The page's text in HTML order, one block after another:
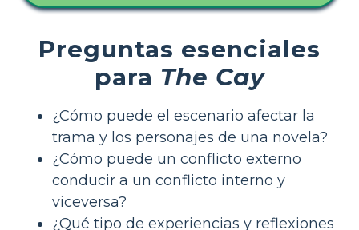
Preguntas esenciales
para The Cay
¿Cómo puede el escenario afectar la
trama y los personajes de una novela?
¿Cómo puede un conflicto externo
conducir a un conflicto interno y
viceversa?
¿Qué tipo de experiencias y reflexiones